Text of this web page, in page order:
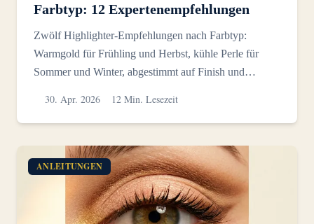
Farbtyp: 12 Expertenempfehlungen
Zwölf Highlighter-Empfehlungen nach Farbtyp:
Warmgold für Frühling und Herbst, kühle Perle für
Sommer und Winter, abgestimmt auf Finish und
30. Apr. 2026 12 Min. Lesezeit
ANLEITUNGEN